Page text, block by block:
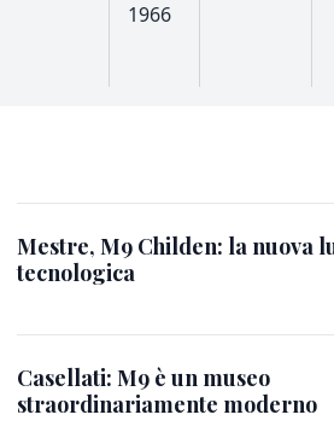
1966
Mestre, M9 Childen: la nuova
tecnologica
Casellati: M9 è un museo
straordinariamente moderno